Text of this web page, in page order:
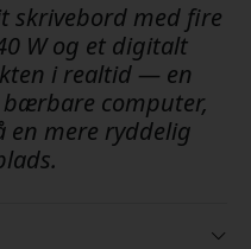
skrivebord med fire
W og et digitalt
i realtid — en
computer,
en mere ryddelig